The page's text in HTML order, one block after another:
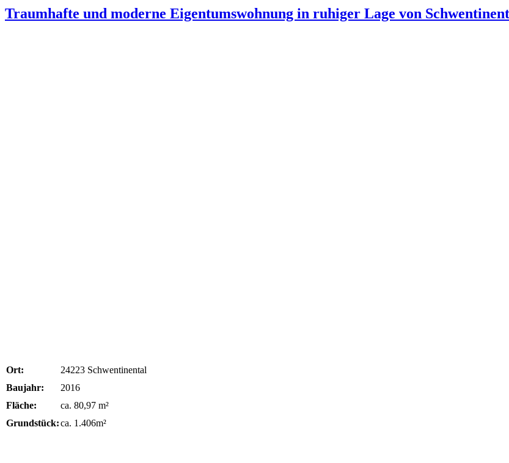
Traumhafte und moderne Eigentumswohnung in ruhiger Lage von
Ort:
24223 Schwentinental
Baujahr:
2016
Fläche:
ca. 80,97 m²
Grundstück:ca. 1.406m²